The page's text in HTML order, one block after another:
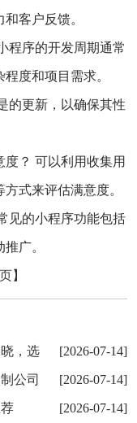
客户反馈。
程序的开发周期通常
度和项目需求。
的更新，以确保其性
？ 可以利用收集用
式来评估满意度。
见的小程序功能包括
广。
】
[2026-07-14]
，选
[2026-07-14]
公司
[2026-07-14]